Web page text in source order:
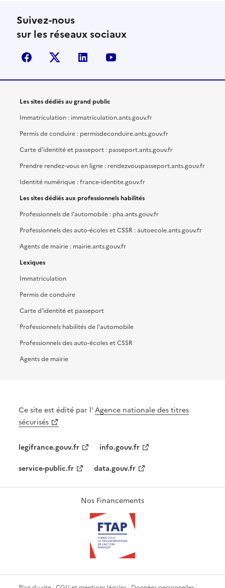
Suivez-nous
sur les réseaux sociaux
facebook X (anciennement Twitter)
linkedin
Les sites dédiés au grand public
Immatriculation : immatriculation.ants.gouv.fr
Permis de conduire : permisdeconduire.ants.gouv.fr
Carte d'identité et passeport : passeport.ants.gouv.fr
Prendre rendez-vous en ligne : rendezvouspasseport.ants.gouv.fr
Identité numérique : france-identite.gouv.fr
Les sites dédiés aux professionnels habilités
Professionnels de l'automobile : pha.ants.gouv.fr
Professionnels des auto-écoles et CSSR : autoecole.ants.gouv.fr
Agents de mairie : mairie.ants.gouv.fr
Lexiques
Immatriculation
Permis de conduire
Carte d'identité et passeport
Professionnels habilités de l'automobile
Professionnels des auto-écoles et CSSR
Agents de mairie
Ce site est édité par l'Agence nationale des titres
sécurisés
legifrance.gouv.fr
info.gouv.fr
service-public.fr
data.gouv.fr
Nos Financements